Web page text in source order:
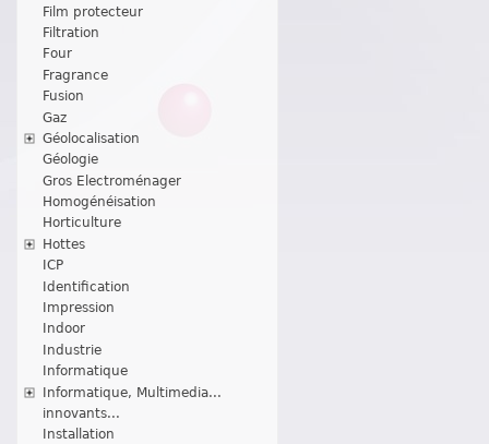
Film protecteur
Filtration
Four
Fragrance
Fusion
Gaz
Géolocalisation
Géologie
Gros Electroménager
Homogénéisation
Horticulture
Hottes
ICP
Identification
Impression
Indoor
Industrie
Informatique
Informatique, Multimedia...
innovants...
Installation